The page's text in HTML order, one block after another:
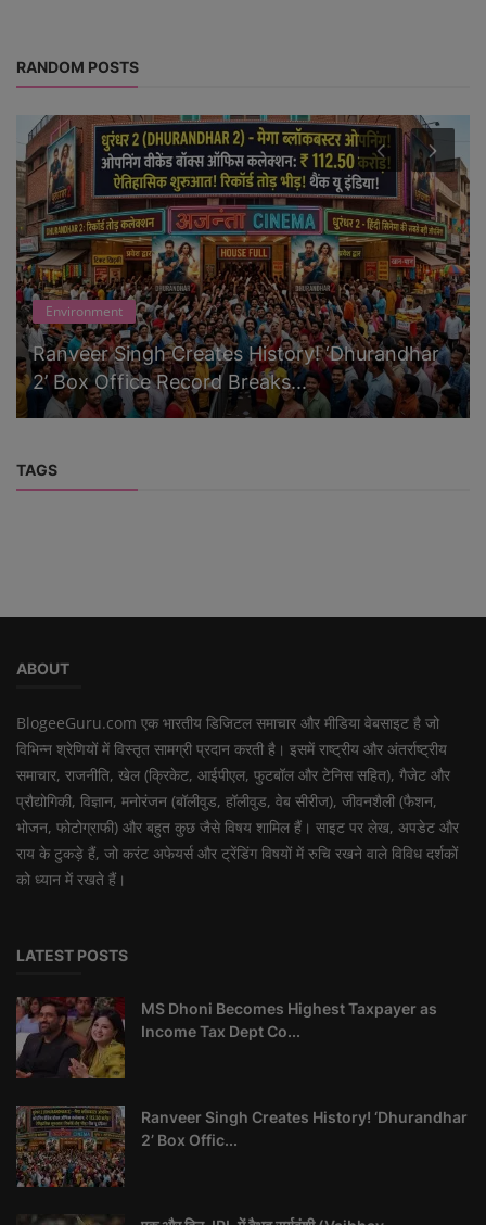
RANDOM POSTS
Environment
Ranveer Singh Creates History! ‘Dhurandhar
2’ Box Office Record Breaks...
TAGS
ABOUT
BlogeeGuru.com एक भारतीय डिजिटल समाचार और मीडिया वेबसाइट है जो
विभिन्न श्रेणियों में विस्तृत सामग्री प्रदान करती है। इसमें राष्ट्रीय और अंतर्राष्ट्रीय
समाचार, राजनीति, खेल (क्रिकेट, आईपीएल, फुटबॉल और टेनिस सहित), गैजेट और
प्रौद्योगिकी, विज्ञान, मनोरंजन (बॉलीवुड, हॉलीवुड, वेब सीरीज), जीवनशैली (फैशन,
भोजन, फोटोग्राफी) और बहुत कुछ जैसे विषय शामिल हैं। साइट पर लेख, अपडेट और
राय के टुकड़े हैं, जो करंट अफेयर्स और ट्रेंडिंग विषयों में रुचि रखने वाले विविध दर्शकों
को ध्यान में रखते हैं।
LATEST POSTS
MS Dhoni Becomes Highest Taxpayer as
Income Tax Dept Co...
Ranveer Singh Creates History! ‘Dhurandhar
2’ Box Offic...